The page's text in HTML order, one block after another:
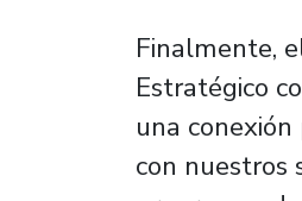
Finalmente,
Estratégico
una
con nuestros